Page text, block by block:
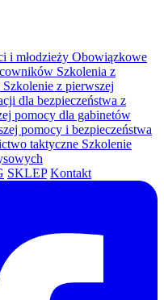
i młodzieży Obowiązkowe
Szkolenia z
Szkolenie z pierwszej
dla bezpieczeństwa z
pomocy dla gabinetów
pomocy i bezpieczeństwa
taktyczne Szkolenie
SKLEP Kontakt